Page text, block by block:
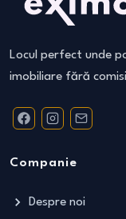
Locul perfect unde
imobiliare fără
Companie
Despre noi